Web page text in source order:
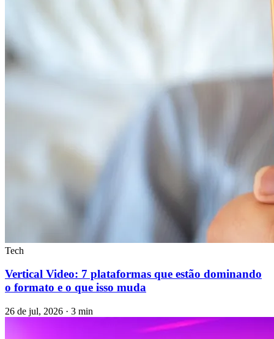
Tech
Vertical Video: 7 plataformas que estão dominando
o formato e o que isso muda
26 de jul, 2026 · 3 min